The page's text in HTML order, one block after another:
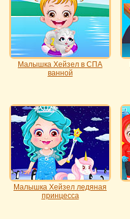
Малышка Хейзел в СПА
ванной
Малышка Хейзел ледяная
принцесса